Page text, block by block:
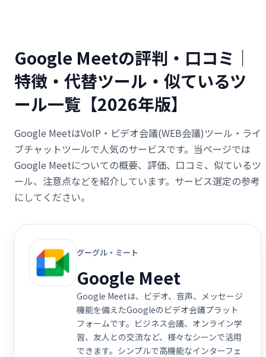
Google Meetの評判・口コミ｜
特徴・代替ツール・似ているツ
ール一覧【2026年版】
Google MeetはVoIP・ビデオ会議(WEB会議)ツール・ライ
ブチャットツールで人気のサービスです。当ページでは
Google Meetについての概要、評価、口コミ、似ているツ
ール、注意点などを紹介しています。サービス選定の参考
にしてください。
グーグル・ミート
Google Meet
Google Meetは、ビデオ、音声、メッセージ
機能を備えたGoogleのビデオ会議プラット
フォームです。ビジネス会議、オンライン学
習、友人との交流など、様々なシーンで活用
できます。シンプルで高機能なインターフェ